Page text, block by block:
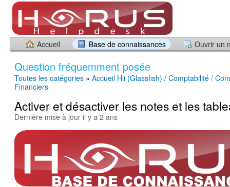
Accueil Base de connaissances Ouvrir un
Question fréquemment posée
Toutes les catégories » Accueil Hli (Glassfish) / Comptabilité /
Financiers
Activer et désactiver les notes et les
Dernière mise à jour il y a 2 ans